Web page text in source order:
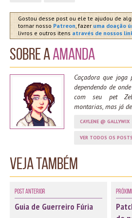
Gostou desse post ou ele te ajudou de
tornar nosso Patreon, fazer uma doação
livros e outros itens através de nossos
Sobre aAmanda
Caçadora que
dependendo de
com seu pet
montarias, mas já
CAYLENE @ GALLYWIX
VER TODOS OS
Veja também
Post Anterior
Guia de Guerreiro Fúria